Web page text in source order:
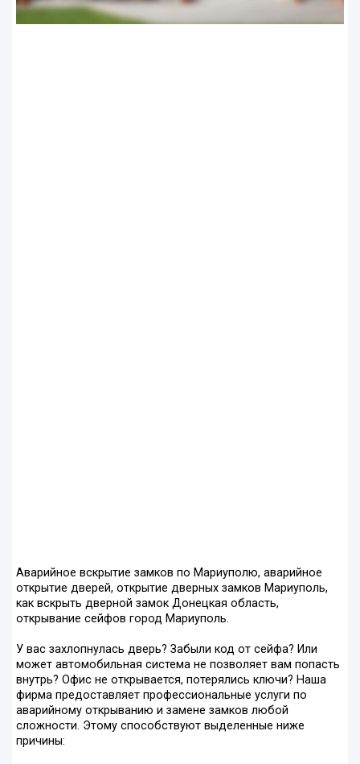
Аварийное вскрытие замков по Мариуполю, аварийное
открытие дверей, открытие дверных замков Мариуполь,
как вскрыть дверной замок Донецкая область,
открывание сейфов город Мариуполь.
У вас захлопнулась дверь? Забыли код от сейфа? Или
может автомобильная система не позволяет вам попасть
внутрь? Офис не открывается, потерялись ключи? Наша
фирма предоставляет профессиональные услуги по
аварийному открыванию и замене замков любой
сложности. Этому способствуют выделенные ниже
причины: